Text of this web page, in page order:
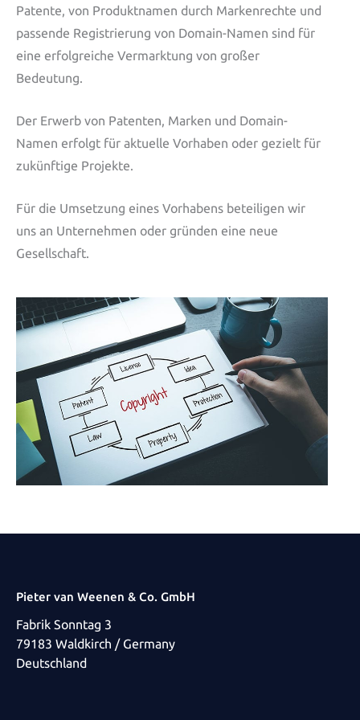
Patente, von Produktnamen durch Markenrechte und
passende Registrierung von Domain-Namen sind für
eine erfolgreiche Vermarktung von großer
Bedeutung.
Der Erwerb von Patenten, Marken und Domain-
Namen erfolgt für aktuelle Vorhaben oder gezielt für
zukünftige Projekte.
Für die Umsetzung eines Vorhabens beteiligen wir
uns an Unternehmen oder gründen eine neue
Gesellschaft.
Pieter van Weenen & Co. GmbH
Fabrik Sonntag 3
79183 Waldkirch / Germany
Deutschland